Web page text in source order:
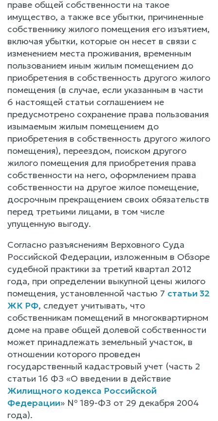
праве общей собственности на такое
имущество, а также все убытки, причиненные
собственнику жилого помещения его изъятием,
включая убытки, которые он несет в связи с
изменением места проживания, временным
пользованием иным жилым помещением до
приобретения в собственность другого жилого
помещения (в случае, если указанным в части
6 настоящей статьи соглашением не
предусмотрено сохранение права пользования
изымаемым жилым помещением до
приобретения в собственность другого жилого
помещения), переездом, поиском другого
жилого помещения для приобретения права
собственности на него, оформлением права
собственности на другое жилое помещение,
досрочным прекращением своих обязательств
перед третьими лицами, в том числе
упущенную выгоду.
Согласно разъяснениям Верховного Суда
Российской Федерации, изложенным в Обзоре
судебной практики за третий квартал 2012
года, при определении выкупной цены жилого
помещения, установленной частью 7 статьи 32
ЖК РФ, следует учитывать, что
собственникам помещений в многоквартирном
доме на праве общей долевой собственности
может принадлежать земельный участок, в
отношении которого проведен
государственный кадастровый учет (часть 2
статьи 16 ФЗ «О введении в действие
Жилищного кодекса Российской
Федерации» № 189-ФЗ от 29 декабря 2004
года).